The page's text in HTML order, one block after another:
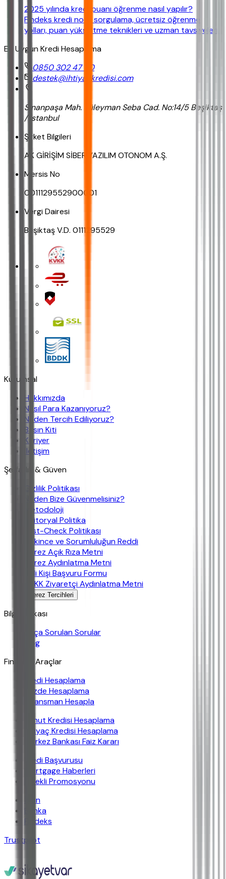
2025 yılında kredi puanı öğrenme nasıl yapılır?
Findeks kredi notu sorgulama, ücretsiz öğrenme
yolları, puan yükseltme teknikleri ve uzman tavsiyeleri.
En Uygun Kredi Hesaplama
0850 302 47 90
destek@ihtiyackredisi.com
Sinanpaşa Mah. Süleyman Seba Cad. No:14/5 Beşiktaş
/ İstanbul
Şirket Bilgileri
AK GİRİŞİM SİBER YAZILIM OTONOM A.Ş.
Mersis No
0011129552900001
Vergi Dairesi
Beşiktaş V.D. 0111295529
Kurumsal
Hakkımızda
Nasıl Para Kazanıyoruz?
Neden Tercih Ediliyoruz?
Basın Kiti
Kariyer
İletişim
Şeffaflık & Güven
Gizlilik Politikası
Neden Bize Güvenmelisiniz?
Metodoloji
Editoryal Politika
Fast-Check Politikası
Çekince ve Sorumluluğun Reddi
Çerez Açık Rıza Metni
Çerez Aydınlatma Metni
İlgili Kişi Başvuru Formu
KVKK Ziyaretçi Aydınlatma Metni
Çerez Tercihleri
Bilgi Bankası
Sıkça Sorulan Sorular
Blog
Finansal Araçlar
Kredi Hesaplama
Yüzde Hesaplama
Finansman Hesapla
Konut Kredisi Hesaplama
İhtiyaç Kredisi Hesaplama
Merkez Bankası Faiz Kararı
Kredi Başvurusu
Mortgage Haberleri
Emekli Promosyonu
İban
Banka
Findeks
Trustpilot